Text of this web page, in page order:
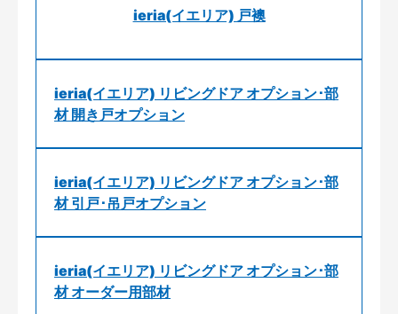
ieria(イエリア) 戸襖
ieria(イエリア) リビングドア オプション･部
材 開き戸オプション
ieria(イエリア) リビングドア オプション･部
材 引戸･吊戸オプション
ieria(イエリア) リビングドア オプション･部
材 オーダー用部材